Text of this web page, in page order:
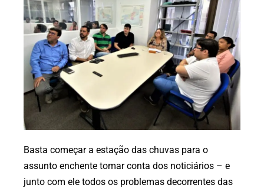
Basta começar a estação das chuvas para o
assunto enchente tomar conta dos noticiários – e
junto com ele todos os problemas decorrentes das